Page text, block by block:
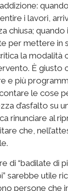
i lavori,
chiusa; quando
per mettere in
la modalità
È giusto
e più
le cose
d’asfalto su
rinunciare al
che,
di “badilate di
sarebbe utile
persone che